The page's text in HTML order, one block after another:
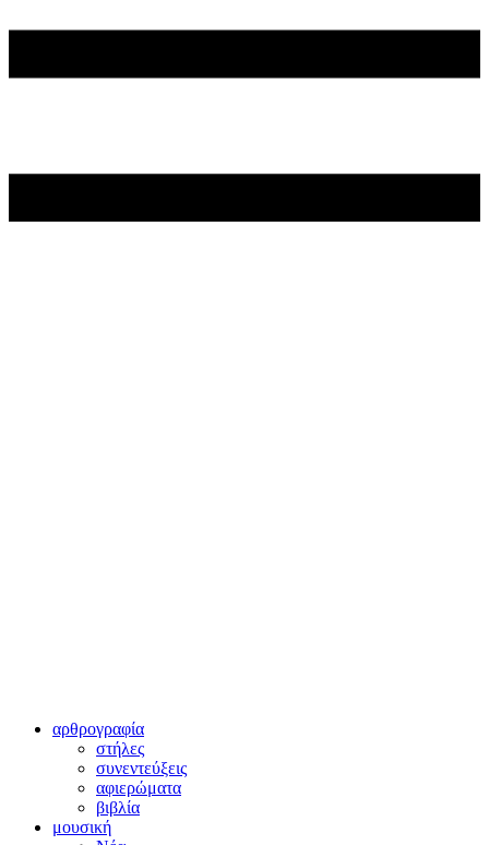
αρθρογραφία
στήλες
συνεντεύξεις
αφιερώματα
βιβλία
μουσική